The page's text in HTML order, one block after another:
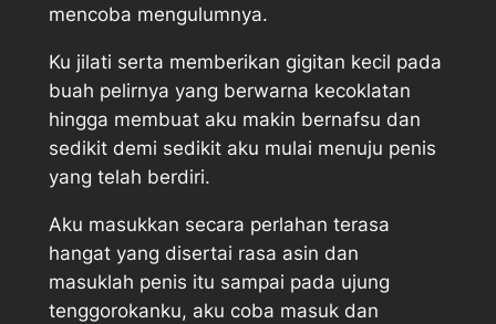
mencoba mengulumnya.
Ku jilati serta memberikan gigitan kecil pada
buah pelirnya yang berwarna kecoklatan
hingga membuat aku makin bernafsu dan
sedikit demi sedikit aku mulai menuju penis
yang telah berdiri.
Aku masukkan secara perlahan terasa
hangat yang disertai rasa asin dan
masuklah penis itu sampai pada ujung
tenggorokanku, aku coba masuk dan